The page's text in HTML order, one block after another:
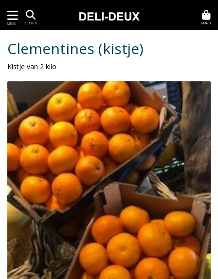
MENU ZOEKEN MAND
Clementines (kistje)
Kistje van 2 kilo